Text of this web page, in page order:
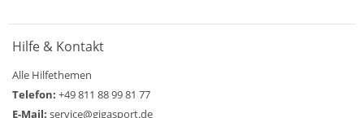
Hilfe & Kontakt
Alle Hilfethemen
Telefon: +49 811 88 99 81 77
E-Mail: service@gigasport.de